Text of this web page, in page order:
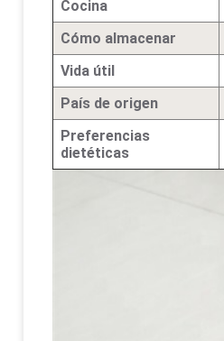
Cocina
Cómo almacenar
Vida útil
País de origen
Preferencias
dietéticas